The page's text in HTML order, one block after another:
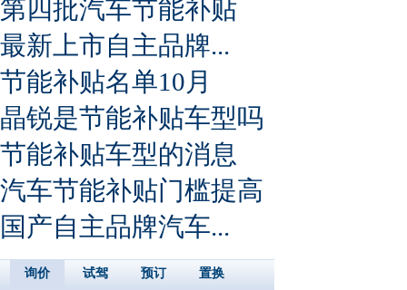
第四批汽车节能补贴
最新上市自主品牌...
节能补贴名单10月
晶锐是节能补贴车型吗
节能补贴车型的消息
汽车节能补贴门槛提高
国产自主品牌汽车...
询价 试驾 预订 置换